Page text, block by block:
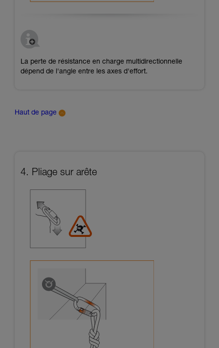
La perte de résistance en charge multidirectionnelle
dépend de l'angle entre les axes d'effort.
Haut de page
4. Pliage sur arête